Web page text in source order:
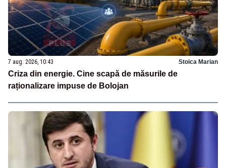
7 aug. 2026, 10:43 Stoica Marian
Criza din energie. Cine scapă de măsurile de
raționalizare impuse de Bolojan